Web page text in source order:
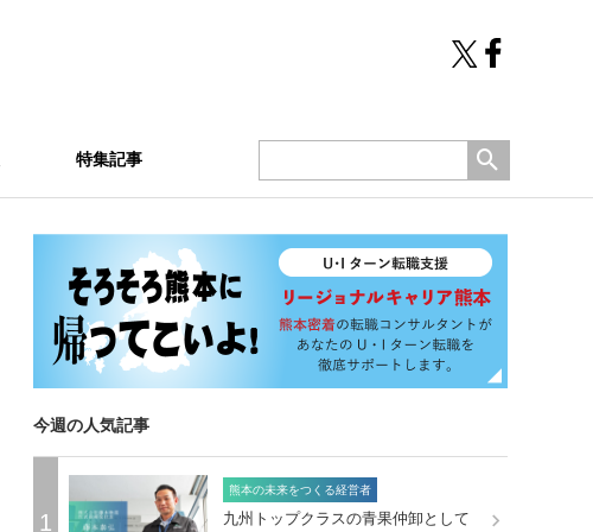
特集記事
今週の人気記事
1
熊本の未来をつくる経営者
九州トップクラスの青果仲卸として